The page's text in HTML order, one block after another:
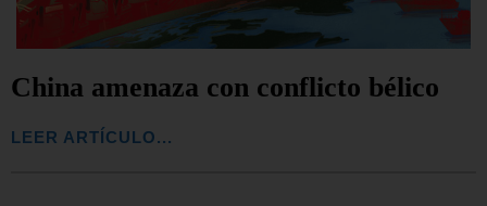
China amenaza con conflicto bélico
LEER ARTÍCULO...